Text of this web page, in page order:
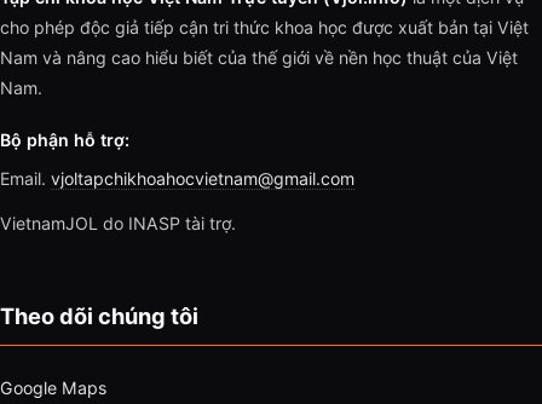
cho phép độc giả tiếp cận tri thức khoa học được xuất bản tại Việt
Nam và nâng cao hiểu biết của thế giới về nền học thuật của Việt
Nam.
Bộ phận hỗ trợ:
Email. vjoltapchikhoahocvietnam@gmail.com
VietnamJOL do INASP tài trợ.
Theo dõi chúng tôi
Google Maps